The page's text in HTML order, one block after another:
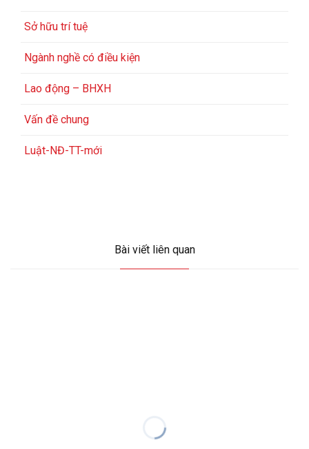
Sở hữu trí tuệ
Ngành nghề có điều kiện
Lao động – BHXH
Vấn đề chung
Luật-NĐ-TT-mới
Bài viết liên quan